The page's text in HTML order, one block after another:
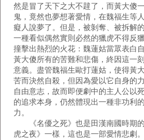
然是冒了天下之大不韙了，而黃大傻
鬼，竟然也夢想著愛情，在魏福生等
癡人說夢了。但是，被剝奪、被拆解
一種看似偶然實則必然的獵虎不得反
撞擊出熱烈的火花：魏蓮姑當眾表白
黃大傻所有的苦難和悲傷，終因這一
意義。盡管魏福生歐打蓮姑，使得黃
苦而決然自殺，但因為愛以它自身的
自由意志，故而即便劇中的主人公以
的追求本身，仍然體現出一種非功利
力。
《名優之死》也是田漢南國時期的
虎之夜》一樣，這也是一部愛情悲劇